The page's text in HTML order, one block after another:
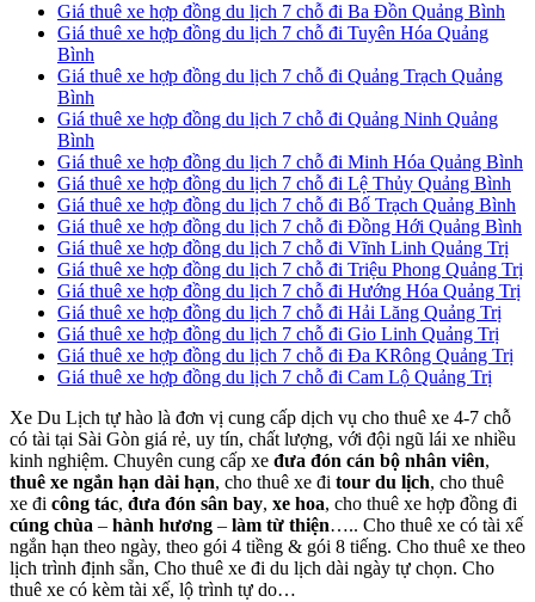
Giá thuê xe hợp đồng du lịch 7 chỗ đi Ba Đồn Quảng Bình
Giá thuê xe hợp đồng du lịch 7 chỗ đi Tuyên Hóa Quảng
Bình
Giá thuê xe hợp đồng du lịch 7 chỗ đi Quảng Trạch Quảng
Bình
Giá thuê xe hợp đồng du lịch 7 chỗ đi Quảng Ninh Quảng
Bình
Giá thuê xe hợp đồng du lịch 7 chỗ đi Minh Hóa Quảng Bình
Giá thuê xe hợp đồng du lịch 7 chỗ đi Lệ Thủy Quảng Bình
Giá thuê xe hợp đồng du lịch 7 chỗ đi Bố Trạch Quảng Bình
Giá thuê xe hợp đồng du lịch 7 chỗ đi Đồng Hới Quảng Bình
Giá thuê xe hợp đồng du lịch 7 chỗ đi Vĩnh Linh Quảng Trị
Giá thuê xe hợp đồng du lịch 7 chỗ đi Triệu Phong Quảng Trị
Giá thuê xe hợp đồng du lịch 7 chỗ đi Hướng Hóa Quảng Trị
Giá thuê xe hợp đồng du lịch 7 chỗ đi Hải Lăng Quảng Trị
Giá thuê xe hợp đồng du lịch 7 chỗ đi Gio Linh Quảng Trị
Giá thuê xe hợp đồng du lịch 7 chỗ đi Đa KRông Quảng Trị
Giá thuê xe hợp đồng du lịch 7 chỗ đi Cam Lộ Quảng Trị
Xe Du Lịch tự hào là đơn vị cung cấp dịch vụ cho thuê xe 4-7 chỗ
có tài tại Sài Gòn giá rẻ, uy tín, chất lượng, với đội ngũ lái xe nhiều
kinh nghiệm. Chuyên cung cấp xe đưa đón cán bộ nhân viên,
thuê xe ngắn hạn dài hạn, cho thuê xe đi tour du lịch, cho thuê
xe đi công tác, đưa đón sân bay, xe hoa, cho thuê xe hợp đồng đi
cúng chùa – hành hương – làm từ thiện….. Cho thuê xe có tài xế
ngắn hạn theo ngày, theo gói 4 tiềng & gói 8 tiếng. Cho thuê xe theo
lịch trình định sẵn, Cho thuê xe đi du lịch dài ngày tự chọn. Cho
thuê xe có kèm tài xế, lộ trình tự do…